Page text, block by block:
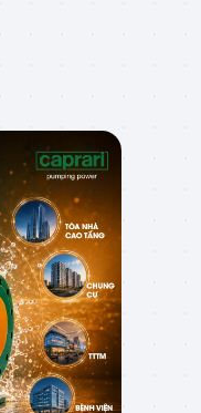
03